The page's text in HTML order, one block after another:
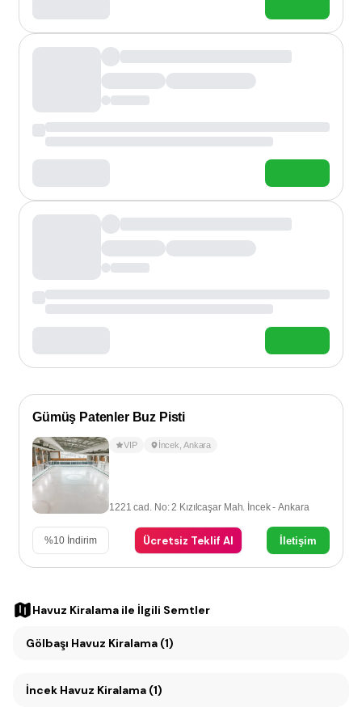
Gümüş Patenler Buz Pisti
VIP İncek Ankara
1221 cad. No: 2 Kızılcaşar Mah. İncek - Ankara
%10 İndirim Ücretsiz Teklif Al İletişim
Havuz Kiralama ile İlgili Semtler
Gölbaşı Havuz Kiralama (1)
İncek Havuz Kiralama (1)